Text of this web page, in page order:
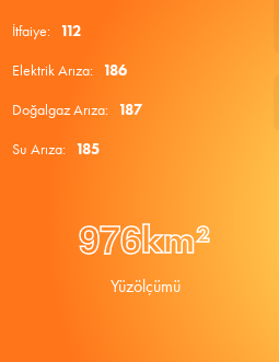
İtfaiye: 112
Elektrik Arıza: 186
Doğalgaz Arıza: 187
Su Arıza: 185
976km²
Yüzölçümü